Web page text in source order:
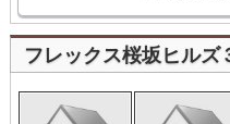
フレックス桜坂ヒルズ